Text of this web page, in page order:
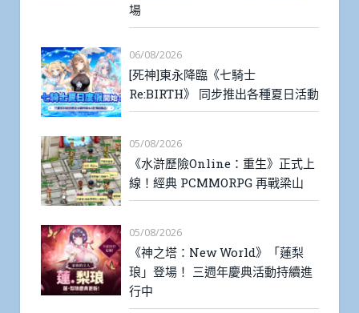
場
06/08/2026
[死神]東永降臨《七騎士
Re:BIRTH》 同步推出各種夏日活動
05/08/2026
《水滸歷險Online：重生》正式上
線！經典 PCMMORPG 再戰梁山
05/08/2026
《神之塔：New World》「蓮梨
琅」登場！ 三週年慶典活動持續進
行中